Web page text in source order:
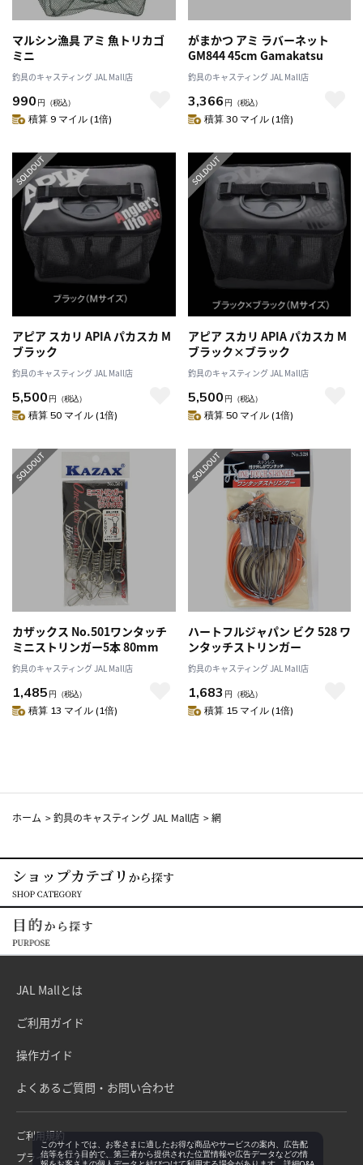
マルシン漁具 アミ 魚トリカゴ
ミニ
釣具のキャスティング JAL Mall店
990 円 （税込）
積算 9 マイル (1倍)
がまかつ アミ ラバーネット
GM844 45cm Gamakatsu
釣具のキャスティング JAL Mall店
3,366 円 （税込）
積算 30 マイル (1倍)
アピア スカリ APIA パカスカ M
ブラック
釣具のキャスティング JAL Mall店
5,500 円 （税込）
積算 50 マイル (1倍)
アピア スカリ APIA パカスカ M
ブラック×ブラック
釣具のキャスティング JAL Mall店
5,500 円 （税込）
積算 50 マイル (1倍)
カザックス No.501ワンタッチ
ミニストリンガー5本 80mm
釣具のキャスティング JAL Mall店
1,485 円 （税込）
積算 13 マイル (1倍)
ハートフルジャパン ビク 528 ワ
ンタッチストリンガー
釣具のキャスティング JAL Mall店
1,683 円 （税込）
積算 15 マイル (1倍)
ホーム >釣具のキャスティング JAL Mall店 >網
JAL Mallとは
ご利用ガイド
操作ガイド
よくあるご質問・お問い合わせ
ご利用規約
プライバシーポリシー
このサイトでは、お客さまに適したお得な商品やサービスの案内、広告配
信等を行う目的で、第三者から提供された位置情報や広告データなどの情